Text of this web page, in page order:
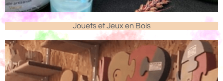
Jouets et Jeux en Bois